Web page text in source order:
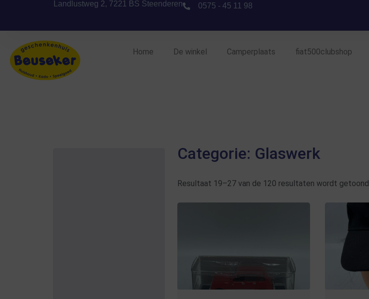
Landlustweg 2, 7221 BS Steenderen 0575 - 45 11 98
Home De winkel Camperplaats fiat500clubshop
Categorie: Glaswerk
Resultaat 19–27 van de 120 resultaten wordt getoond